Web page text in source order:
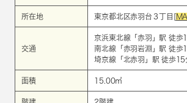
所在地 東京都北区赤羽台３丁目[
交通
京浜東北線 「赤羽 」駅 徒歩
南北線 「 赤羽岩淵 」駅 徒歩
埼京線 「 北赤羽 」駅 徒歩15
面積 15.00㎡